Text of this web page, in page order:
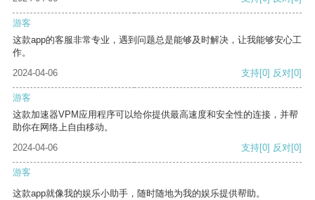
游客
这款app的客服非常专业，遇到问题总是能够及时解决，让我能够安心工
作。
2024-04-06
支持[0] 反对[0]
游客
这款加速器VPM应用程序可以给你提供最高速度和安全性的连接，并帮
助你在网络上自由移动。
2024-04-06
支持[0] 反对[0]
游客
这款app就像我的娱乐小助手，随时随地为我的娱乐提供帮助。